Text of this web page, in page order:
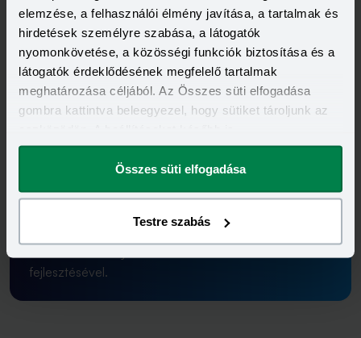
elemzése, a felhasználói élmény javítása, a tartalmak és
hirdetések személyre szabása, a látogatók
nyomonkövetése, a közösségi funkciók biztosítása és a
látogatók érdeklődésének megfelelő tartalmak
meghatározása céljából. Az Összes süti elfogadása
gombra kattintva beleegyezel, hogy sütiket tároljunk az
megváltoztathatod.
Összes süti elfogadása
Testre szabás
Szakértőnk
Suvák Vanda
Évek óta banki pénzügyekkel foglalkozom. A
Budapest Banknál, majd az MBH Banknál dolgoztam
és az itt megszerzett ismereteimet és tapasztalataimat
a Bank360-nál kamatoztatom a banki termékeink,
fejlesztésével.